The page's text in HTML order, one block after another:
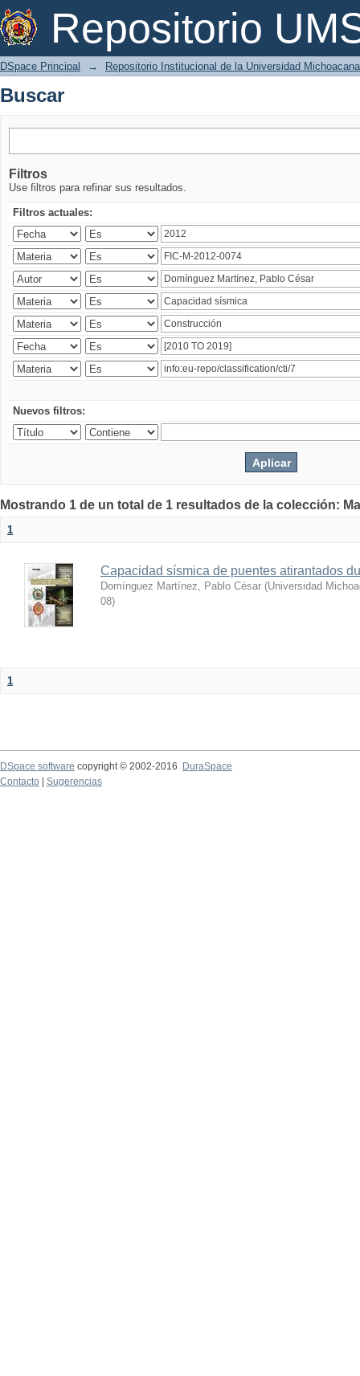
Repositorio
Buscar
DSpace Principal → Repositorio Institucional de la Universidad
Buscar
Filtros
Use filtros para refinar sus resultados.
Filtros actuales:
Nuevos filtros:
Mostrando 1 de un total de 1 resultados de la colección:
1
Capacidad sísmica de puentes atirantados
Domínguez Martínez, Pablo César (Universidad
08)
1
DSpace software copyright © 2002-2016
DuraSpace
Contacto
Sugerencias